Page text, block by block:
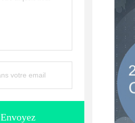
Envoyez